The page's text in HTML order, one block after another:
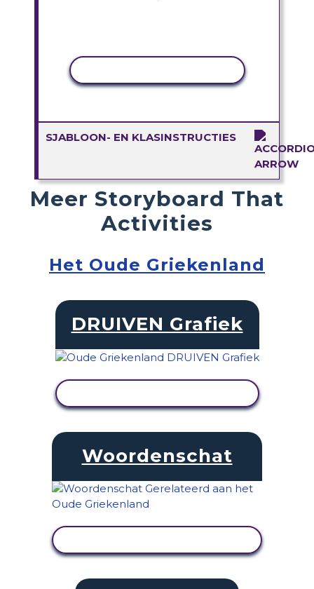
SJABLOON- EN KLASINSTRUCTIES
Meer Storyboard That
Activities
Het Oude Griekenland
DRUIVEN Grafiek
Woordenschat